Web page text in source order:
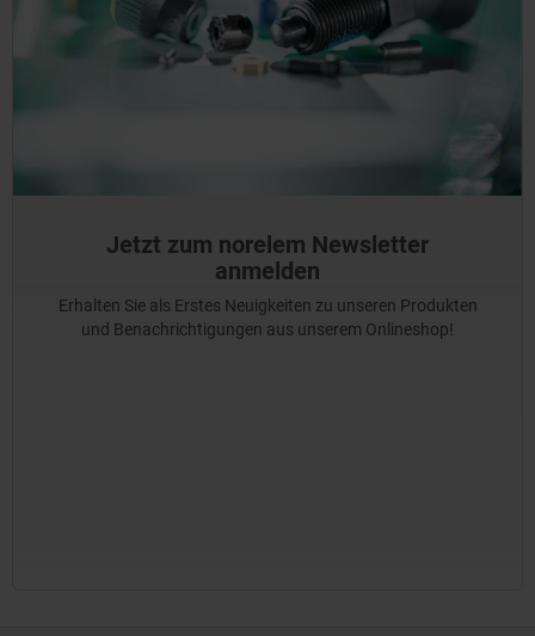
Jetzt zum norelem Newsletter
anmelden
Erhalten Sie als Erstes Neuigkeiten zu unseren Produkten
und Benachrichtigungen aus unserem Onlineshop!